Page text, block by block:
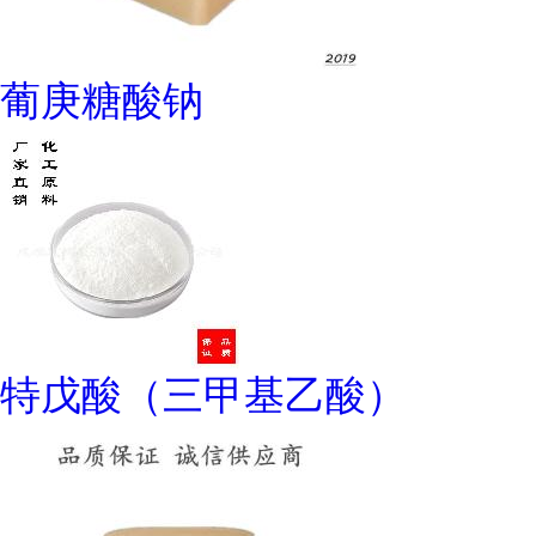
葡庚糖酸钠
特戊酸（三甲基乙酸）